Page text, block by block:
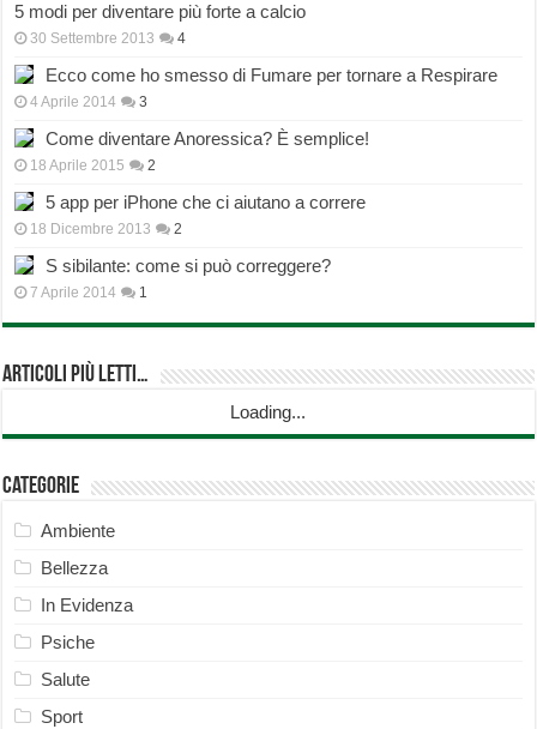
5 modi per diventare più forte a calcio
30 Settembre 2013 4
Ecco come ho smesso di Fumare per tornare a Respirare
4 Aprile 2014 3
Come diventare Anoressica? È semplice!
18 Aprile 2015 2
5 app per iPhone che ci aiutano a correre
18 Dicembre 2013 2
S sibilante: come si può correggere?
7 Aprile 2014 1
Articoli più Letti…
Loading...
Categorie
Ambiente
Bellezza
In Evidenza
Psiche
Salute
Sport